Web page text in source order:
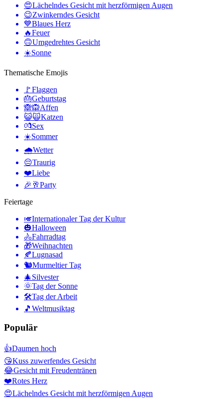
😍Lächelndes Gesicht mit herzförmigen Augen
😉Zwinkerndes Gesicht
💙Blaues Herz
🔥Feuer
🙃Umgedrehtes Gesicht
☀️Sonne
Thematische Emojis
🚩Flaggen
🎂Geburtstag
🙈🙉Affen
😺🙀Katzen
💏Sex
☀️Sommer
🌧Wetter
😔Traurig
❤️Liebe
🎉🥂Party
Feiertage
🎺Internationaler Tag der Kultur
🎃Halloween
🚴Fahrradtag
🎁Weihnachten
🍂Lugnasad
🐿Murmeltier Tag
🎄Silvester
🌞Tag der Sonne
🛠Tag der Arbeit
🎵 Weltmusiktag
Populär
👍Daumen hoch
😘Kuss zuwerfendes Gesicht
😂Gesicht mit Freudentränen
❤️Rotes Herz
😍Lächelndes Gesicht mit herzförmigen Augen